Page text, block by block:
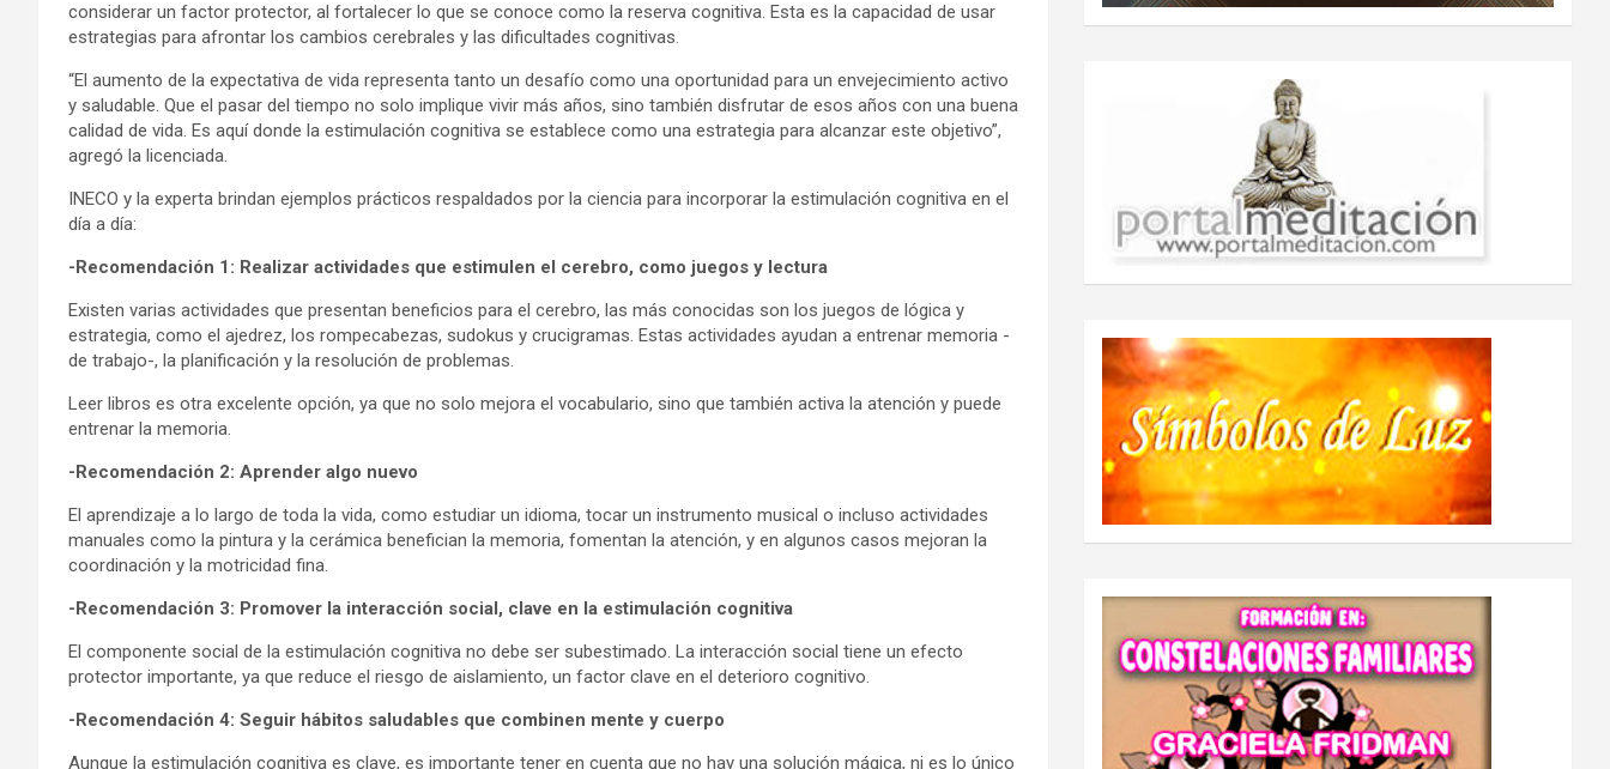
considerar un factor protector, al fortalecer lo que se conoce como la reserva cognitiva. Esta es la capacidad de usar
estrategias para afrontar los cambios cerebrales y las dificultades cognitivas.
“El aumento de la expectativa de vida representa tanto un desafío como una oportunidad para un envejecimiento activo
y saludable. Que el pasar del tiempo no solo implique vivir más años, sino también disfrutar de esos años con una buena
calidad de vida. Es aquí donde la estimulación cognitiva se establece como una estrategia para alcanzar este objetivo”,
agregó la licenciada.
INECO y la experta brindan ejemplos prácticos respaldados por la ciencia para incorporar la estimulación cognitiva en el
día a día:
-Recomendación 1: Realizar actividades que estimulen el cerebro, como juegos y lectura
Existen varias actividades que presentan beneficios para el cerebro, las más conocidas son los juegos de lógica y
estrategia, como el ajedrez, los rompecabezas, sudokus y crucigramas. Estas actividades ayudan a entrenar memoria -
de trabajo-, la planificación y la resolución de problemas.
Leer libros es otra excelente opción, ya que no solo mejora el vocabulario, sino que también activa la atención y puede
entrenar la memoria.
-Recomendación 2: Aprender algo nuevo
El aprendizaje a lo largo de toda la vida, como estudiar un idioma, tocar un instrumento musical o incluso actividades
manuales como la pintura y la cerámica benefician la memoria, fomentan la atención, y en algunos casos mejoran la
coordinación y la motricidad fina.
-Recomendación 3: Promover la interacción social, clave en la estimulación cognitiva
El componente social de la estimulación cognitiva no debe ser subestimado. La interacción social tiene un efecto
protector importante, ya que reduce el riesgo de aislamiento, un factor clave en el deterioro cognitivo.
-Recomendación 4: Seguir hábitos saludables que combinen mente y cuerpo
Aunque la estimulación cognitiva es clave, es importante tener en cuenta que no hay una solución mágica, ni es lo único